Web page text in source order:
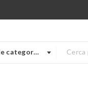
categorie